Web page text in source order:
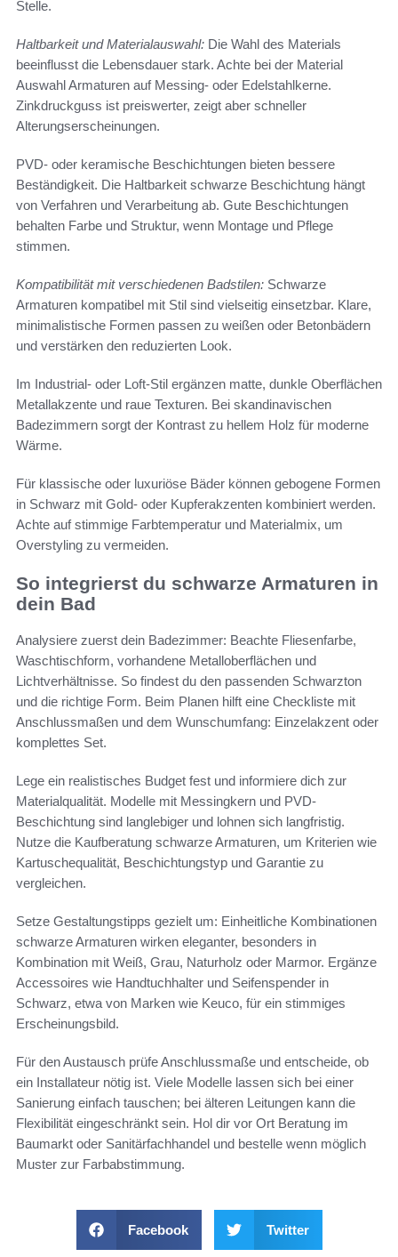
Stelle.
Haltbarkeit und Materialauswahl: Die Wahl des Materials
beeinflusst die Lebensdauer stark. Achte bei der Material
Auswahl Armaturen auf Messing- oder Edelstahlkerne.
Zinkdruckguss ist preiswerter, zeigt aber schneller
Alterungserscheinungen.
PVD- oder keramische Beschichtungen bieten bessere
Beständigkeit. Die Haltbarkeit schwarze Beschichtung hängt
von Verfahren und Verarbeitung ab. Gute Beschichtungen
behalten Farbe und Struktur, wenn Montage und Pflege
stimmen.
Kompatibilität mit verschiedenen Badstilen: Schwarze
Armaturen kompatibel mit Stil sind vielseitig einsetzbar. Klare,
minimalistische Formen passen zu weißen oder Betonbädern
und verstärken den reduzierten Look.
Im Industrial- oder Loft-Stil ergänzen matte, dunkle Oberflächen
Metallakzente und raue Texturen. Bei skandinavischen
Badezimmern sorgt der Kontrast zu hellem Holz für moderne
Wärme.
Für klassische oder luxuriöse Bäder können gebogene Formen
in Schwarz mit Gold- oder Kupferakzenten kombiniert werden.
Achte auf stimmige Farbtemperatur und Materialmix, um
Overstyling zu vermeiden.
So integrierst du schwarze Armaturen in
dein Bad
Analysiere zuerst dein Badezimmer: Beachte Fliesenfarbe,
Waschtischform, vorhandene Metalloberflächen und
Lichtverhältnisse. So findest du den passenden Schwarzton
und die richtige Form. Beim Planen hilft eine Checkliste mit
Anschlussmaßen und dem Wunschumfang: Einzelakzent oder
komplettes Set.
Lege ein realistisches Budget fest und informiere dich zur
Materialqualität. Modelle mit Messingkern und PVD-
Beschichtung sind langlebiger und lohnen sich langfristig.
Nutze die Kaufberatung schwarze Armaturen, um Kriterien wie
Kartuschequalität, Beschichtungstyp und Garantie zu
vergleichen.
Setze Gestaltungstipps gezielt um: Einheitliche Kombinationen
schwarze Armaturen wirken eleganter, besonders in
Kombination mit Weiß, Grau, Naturholz oder Marmor. Ergänze
Accessoires wie Handtuchhalter und Seifenspender in
Schwarz, etwa von Marken wie Keuco, für ein stimmiges
Erscheinungsbild.
Für den Austausch prüfe Anschlussmaße und entscheide, ob
ein Installateur nötig ist. Viele Modelle lassen sich bei einer
Sanierung einfach tauschen; bei älteren Leitungen kann die
Flexibilität eingeschränkt sein. Hol dir vor Ort Beratung im
Baumarkt oder Sanitärfachhandel und bestelle wenn möglich
Muster zur Farbabstimmung.
Facebook Twitter